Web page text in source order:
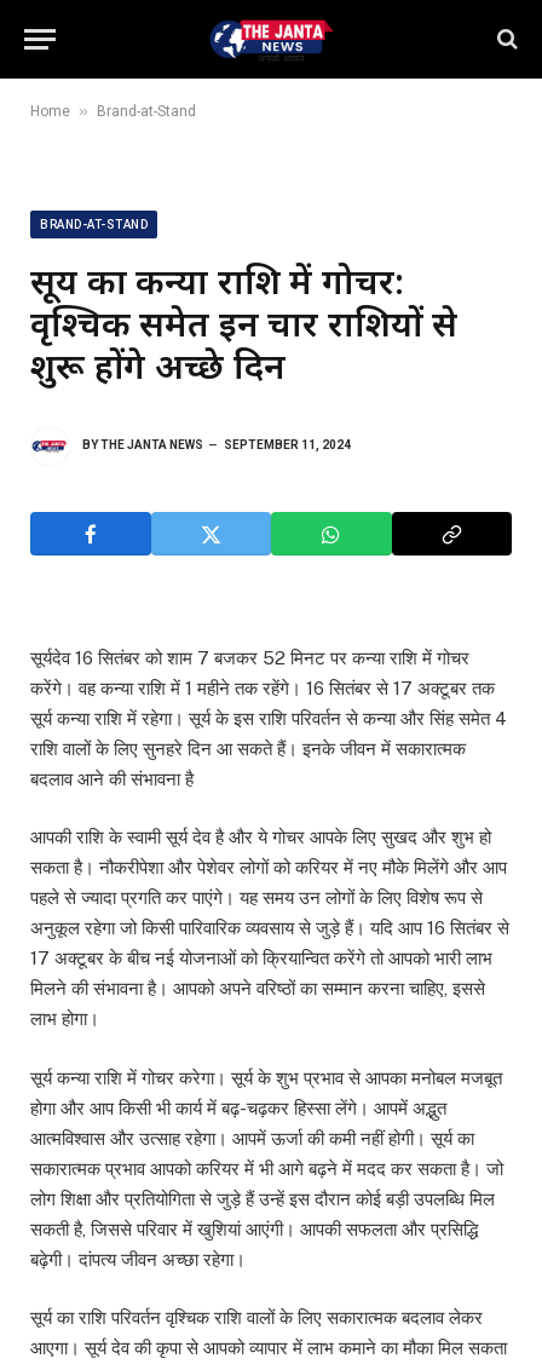
Home » Brand-at-Stand
BRAND-AT-STAND
सूर्य का कन्या राशि में गोचर:
वृश्चिक समेत इन चार राशियों से
शुरू होंगे अच्छे दिन
BYTHE JANTA NEWS SEPTEMBER 11, 2024
सूर्यदेव 16 सितंबर को शाम 7 बजकर 52 मिनट पर कन्या राशि में गोचर
करेंगे। वह कन्या राशि में 1 महीने तक रहेंगे। 16 सितंबर से 17 अक्टूबर तक
सूर्य कन्या राशि में रहेगा। सूर्य के इस राशि परिवर्तन से कन्या और सिंह समेत 4
राशि वालों के लिए सुनहरे दिन आ सकते हैं। इनके जीवन में सकारात्मक
बदलाव आने की संभावना है
आपकी राशि के स्वामी सूर्य देव है और ये गोचर आपके लिए सुखद और शुभ हो
सकता है। नौकरीपेशा और पेशेवर लोगों को करियर में नए मौके मिलेंगे और आप
पहले से ज्यादा प्रगति कर पाएंगे। यह समय उन लोगों के लिए विशेष रूप से
अनुकूल रहेगा जो किसी पारिवारिक व्यवसाय से जुड़े हैं। यदि आप 16 सितंबर से
17 अक्टूबर के बीच नई योजनाओं को क्रियान्वित करेंगे तो आपको भारी लाभ
मिलने की संभावना है। आपको अपने वरिष्ठों का सम्मान करना चाहिए, इससे
लाभ होगा।
सूर्य कन्या राशि में गोचर करेगा। सूर्य के शुभ प्रभाव से आपका मनोबल मजबूत
होगा और आप किसी भी कार्य में बढ़-चढ़कर हिस्सा लेंगे। आपमें अद्भुत
आत्मविश्वास और उत्साह रहेगा। आपमें ऊर्जा की कमी नहीं होगी। सूर्य का
सकारात्मक प्रभाव आपको करियर में भी आगे बढ़ने में मदद कर सकता है। जो
लोग शिक्षा और प्रतियोगिता से जुड़े हैं उन्हें इस दौरान कोई बड़ी उपलब्धि मिल
सकती है, जिससे परिवार में खुशियां आएंगी। आपकी सफलता और प्रसिद्धि
बढ़ेगी। दांपत्य जीवन अच्छा रहेगा।
सूर्य का राशि परिवर्तन वृश्चिक राशि वालों के लिए सकारात्मक बदलाव लेकर
आएगा। सूर्य देव की कृपा से आपको व्यापार में लाभ कमाने का मौका मिल सकता